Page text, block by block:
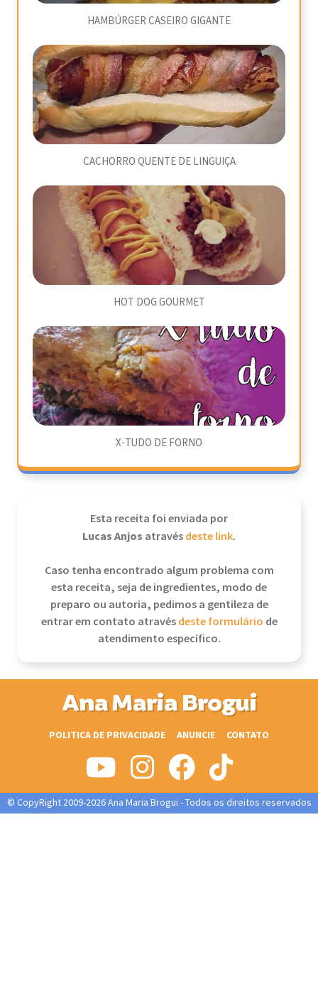
HAMBÚRGER CASEIRO GIGANTE
CACHORRO QUENTE DE LINGUIÇA
HOT DOG GOURMET
X-TUDO DE FORNO
Esta receita foi enviada por
Lucas Anjos atravésdeste link.
Caso tenha encontrado algum problema com
esta receita, seja de ingredientes, modo de
preparo ou autoria, pedimos a gentileza de
entrar em contato atravésdeste formulário de
atendimento específico.
Ana Maria Brogui
POLITICA DE PRIVACIDADE ANUNCIE CONTATO
© CopyRight 2009-2026 Ana Maria Brogui - Todos os direitos reservados